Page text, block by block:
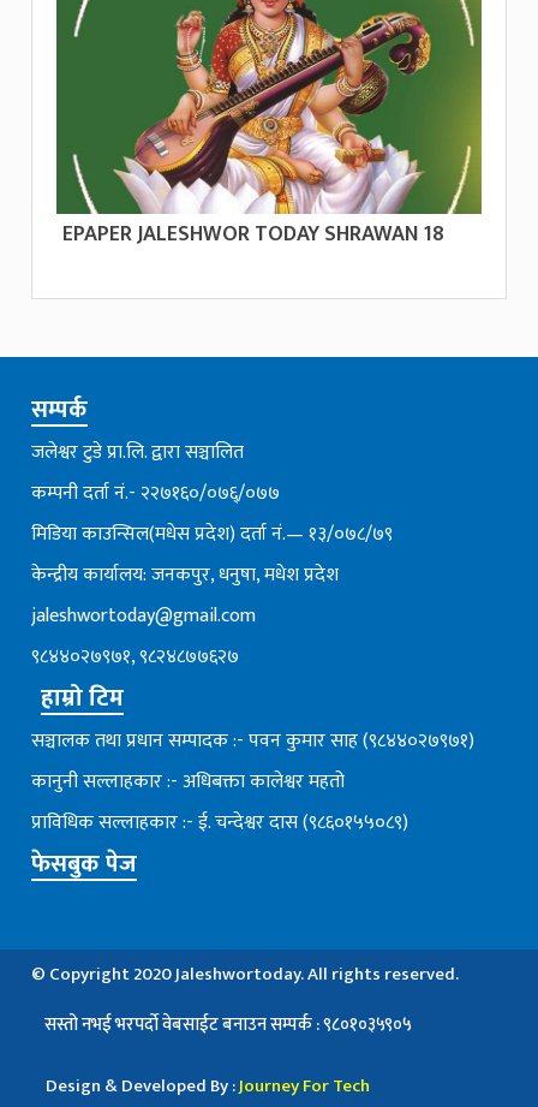
EPAPER JALESHWOR TODAY SHRAWAN 18
सम्पर्क
जलेश्वर टुडे प्रा.लि. द्वारा सञ्चालित
कम्पनी दर्ता नं.- २२७१६०/०७६्/०७७
मिडिया काउन्सिल(मधेस प्रदेश) दर्ता नं.— १३/०७८/७९
केन्द्रीय कार्यालय: जनकपुर, धनुषा, मधेश प्रदेश
jaleshwortoday@gmail.com
९८४४०२७९७१, ९८२४८७७६२७
हाम्रो टिम
सञ्चालक तथा प्रधान सम्पादक :- पवन कुमार साह (९८४४०२७९७१)
कानुनी सल्लाहकार :- अधिबक्ता कालेश्वर महतो
प्राविधिक सल्लाहकार :- ई. चन्देश्वर दास (९८६०१५५०८९)
फेसबुक पेज
© Copyright 2020 Jaleshwortoday. All rights reserved.
नभई भरपर्दाे वेबसाईट बनाउन सम्पर्क : ९८०१०३५९०५
Design & Developed By :Journey For Tech